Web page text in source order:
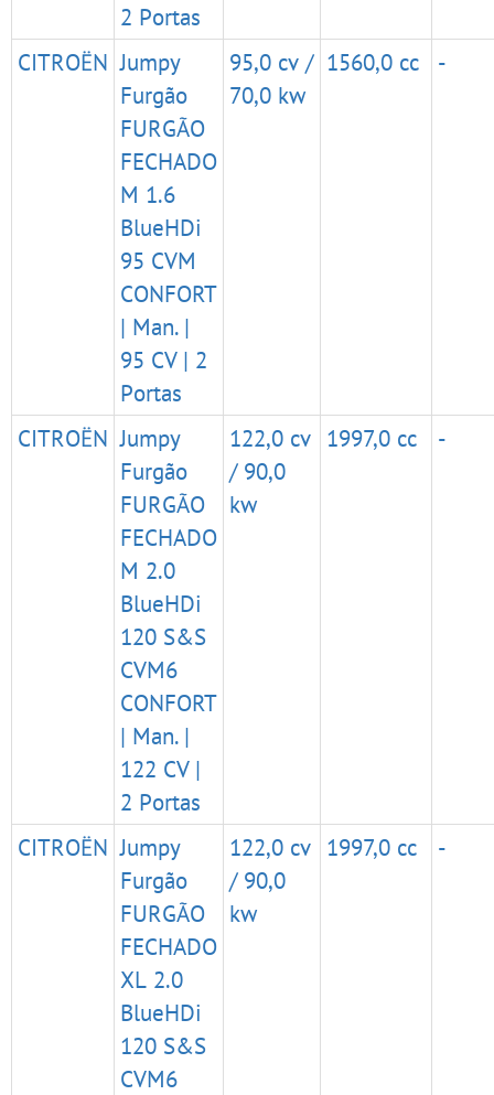
2 Portas
CITROËN Jumpy
Furgão
FURGÃO
FECHADO
M 1.6
BlueHDi
95 CVM
CONFORT
| Man. |
95 CV | 2
Portas
95,0 cv /
70,0 kw
1560,0 cc -
CITROËN Jumpy
Furgão
FURGÃO
FECHADO
M 2.0
BlueHDi
120 S&S
CVM6
CONFORT
| Man. |
122 CV |
2 Portas
122,0 cv
/ 90,0
kw
1997,0 cc -
CITROËN Jumpy
Furgão
FURGÃO
FECHADO
XL 2.0
BlueHDi
120 S&S
CVM6
122,0 cv
/ 90,0
kw
1997,0 cc -